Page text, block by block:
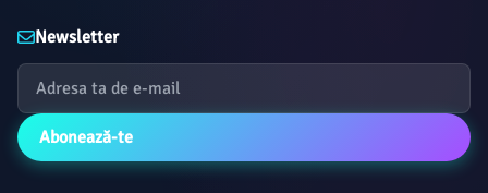
Newsletter
Abonează-te